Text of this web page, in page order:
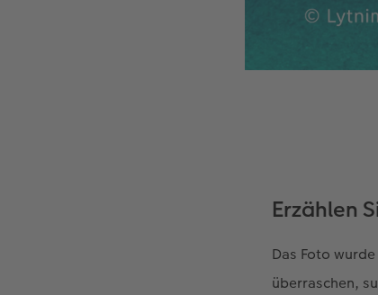
Erzählen
Das Foto
überraschen,